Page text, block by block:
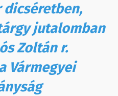
jutalomban
Zoltán r.
Vármegyei